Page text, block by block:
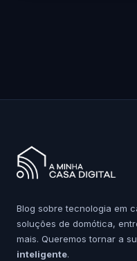
Blog sobre tecnologia em
soluções de domótica,
mais. Queremos tornar a
inteligente.